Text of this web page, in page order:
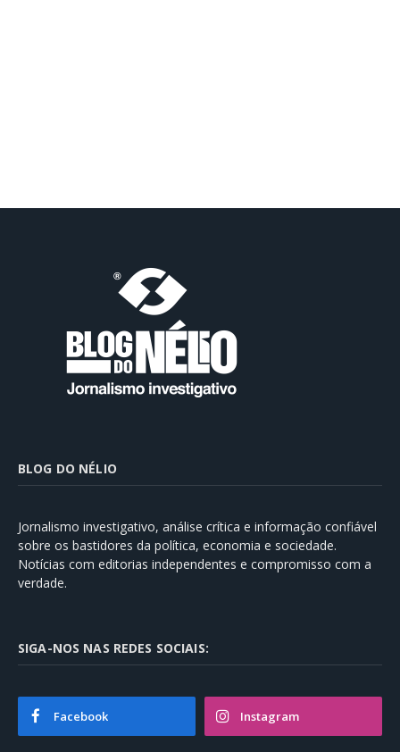
BLOG DO NÉLIO
Jornalismo investigativo, análise crítica e informação confiável
sobre os bastidores da política, economia e sociedade.
Notícias com editorias independentes e compromisso com a
verdade.
SIGA-NOS NAS REDES SOCIAIS:
Facebook Instagram